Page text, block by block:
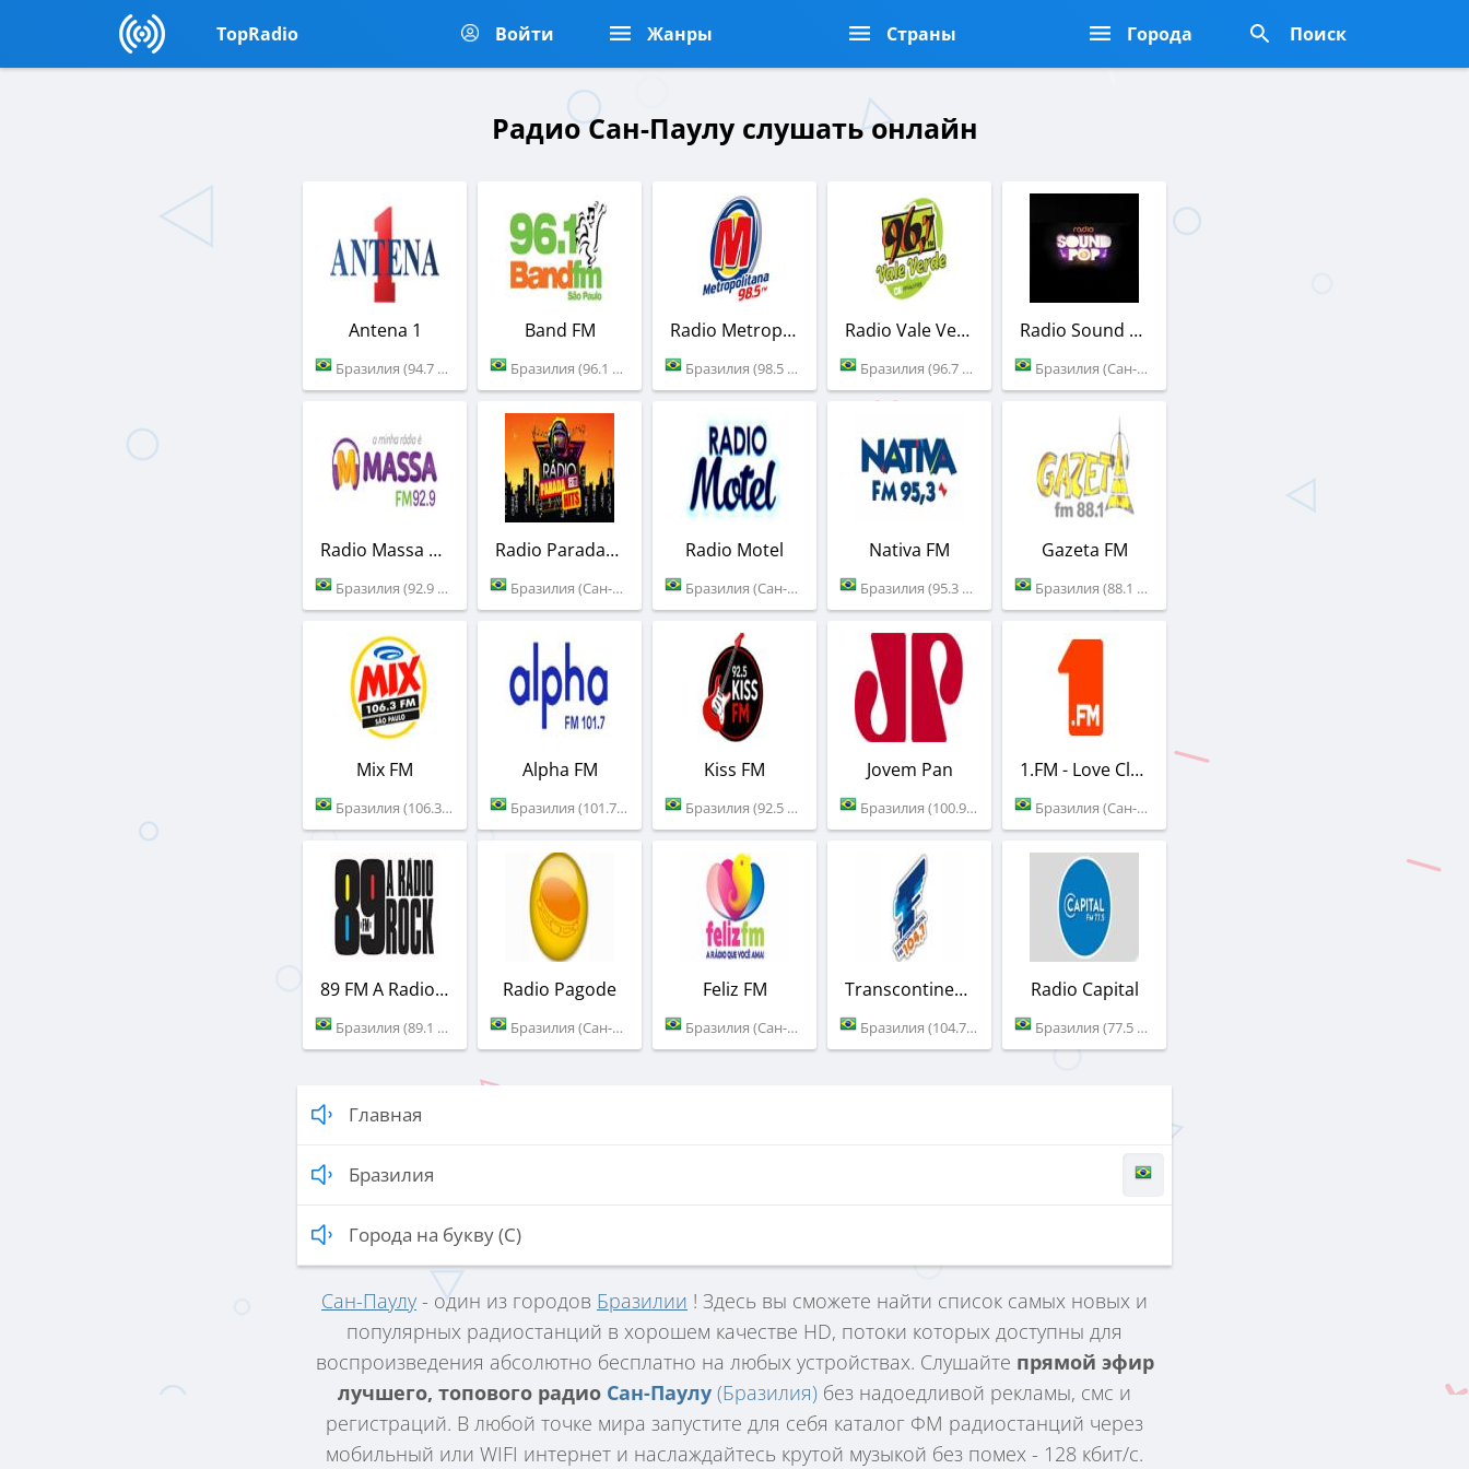
TopRadio Войти Жанры Страны Города Поиск
Радио Сан-Паулу слушать онлайн
Antena 1
Бразилия (94.7 FM)
Band FM
Бразилия (96.1 FM)
Radio Metropolitana
Бразилия (98.5 FM)
Radio Vale Verde
Бразилия (96.7 FM)
Radio Sound Pop
Бразилия (Сан-Паулу)
Radio Massa FM
Бразилия (92.9 FM)
Radio ParadaHits
Бразилия (Сан-Паулу)
Radio Motel
Бразилия (Сан-Паулу)
Nativa FM
Бразилия (95.3 FM)
Gazeta FM
Бразилия (88.1 FM)
Mix FM
Бразилия (106.3 FM)
Alpha FM
Бразилия (101.7 FM)
Kiss FM
Бразилия (92.5 FM)
Jovem Pan
Бразилия (100.9 FM)
1.FM - Love Classics
Бразилия (Сан-Паулу)
89 FM A Radio Rock
Бразилия (89.1 FM)
Radio Pagode
Бразилия (Сан-Паулу)
Feliz FM
Бразилия (Сан-Паулу)
Transcontinental FM
Бразилия (104.7 FM)
Radio Capital
Бразилия (77.5 FM)
Главная
Бразилия
Города на букву (С)
Сан-Паулу - один из городов Бразилии ! Здесь вы сможете найти список самых новых и
популярных радиостанций в хорошем качестве HD, потоки которых доступны для
воспроизведения абсолютно бесплатно на любых устройствах. Слушайте прямой эфир
лучшего, топового радио Сан-Паулу (Бразилия) без надоедливой рекламы, смс и
регистраций. В любой точке мира запустите для себя каталог ФМ радиостанций через
мобильный или WIFI интернет и наслаждайтесь крутой музыкой без помех - 128 кбит/с.